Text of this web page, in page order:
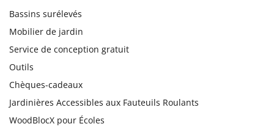
Bassins surélevés
Mobilier de jardin
Service de conception gratuit
Outils
Chèques-cadeaux
Jardinières Accessibles aux Fauteuils Roulants
WoodBlocX pour Écoles